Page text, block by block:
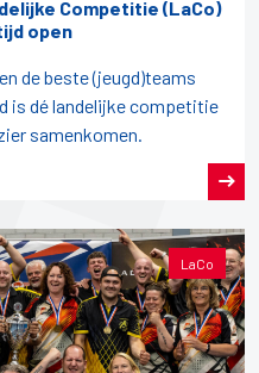
Competitie (LaCo)
open
de beste (jeugd)teams
is dé landelijke competitie
samenkomen.
LaCo